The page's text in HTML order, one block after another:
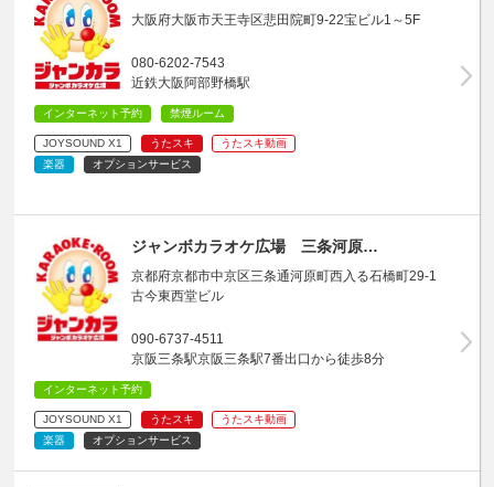
大阪府大阪市天王寺区悲田院町9-22宝ビル1～5F
080-6202-7543
近鉄大阪阿部野橋駅
インターネット予約 禁煙ルーム
JOYSOUND X1 うたスキ
うたスキ動画
楽器
オプションサービス
ジャンボカラオケ広場 三条河原…
京都府京都市中京区三条通河原町西入る石橋町29-1
古今東西堂ビル
090-6737-4511
京阪三条駅京阪三条駅7番出口から徒歩8分
インターネット予約
JOYSOUND X1 うたスキ
うたスキ動画
楽器
オプションサービス